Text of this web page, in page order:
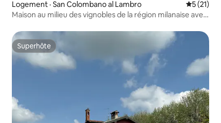
Logement · San Colombano al Lambro Note
5 (21)
Maison au milieu des vignobles de la région milanaise avec
Superhôte
Superhôte